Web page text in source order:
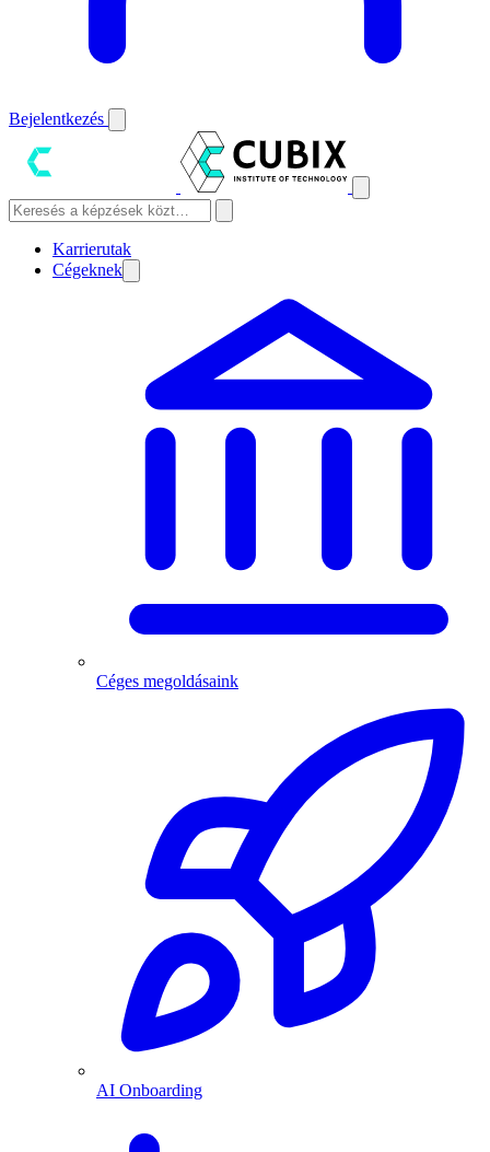
Bejelentkezés
Karrierutak
Cégeknek
Céges megoldásaink
AI Onboarding